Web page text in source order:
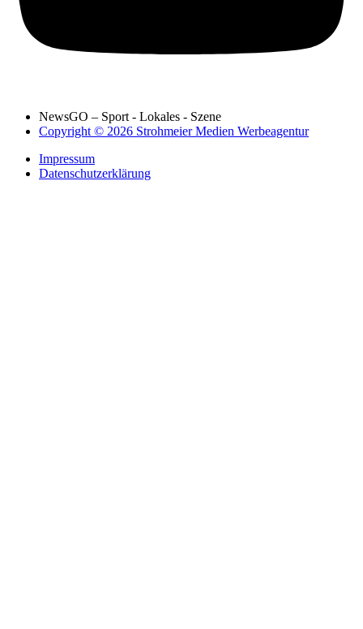
NewsGO – Sport - Lokales - Szene
Copyright © 2026 Strohmeier Medien Werbeagentur
Impressum
Datenschutzerklärung